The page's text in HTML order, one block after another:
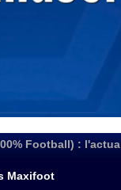
Football) :
Maxifoot